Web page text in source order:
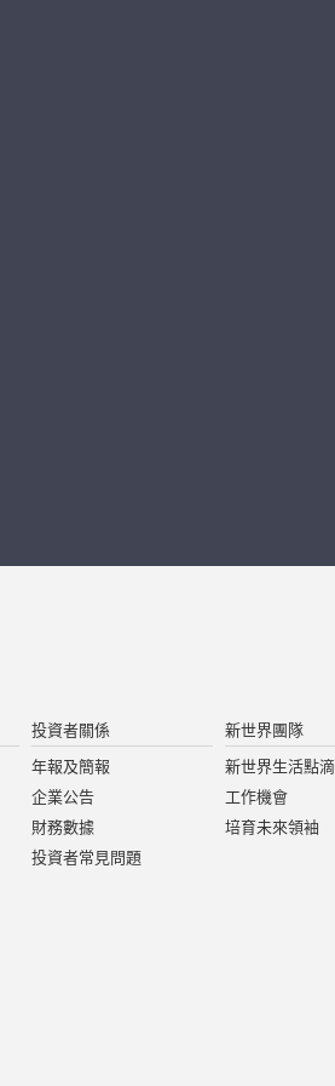
投資者關係
年報及簡報
企業公告
財務數據
投資者常見問題
新世界團隊
新世界生活點滴
工作機會
培育未來領袖